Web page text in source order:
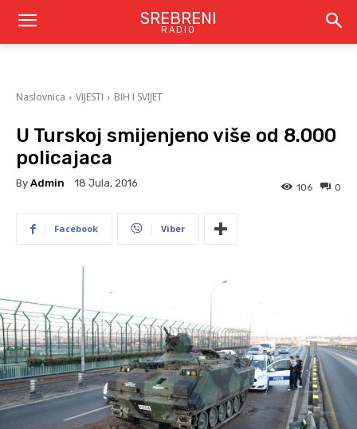
SREBRENI
RADIO
Naslovnica VIJESTI BIH I SVIJET
U Turskoj smijenjeno više od 8.000
policajaca
By Admin 18 Jula, 2016 0
106
Facebook Viber